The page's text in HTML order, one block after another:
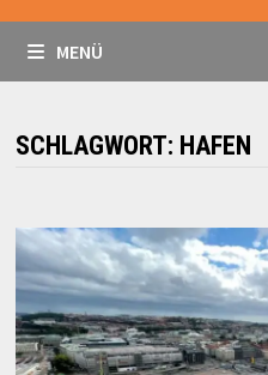
MENÜ
SCHLAGWORT: HAFEN